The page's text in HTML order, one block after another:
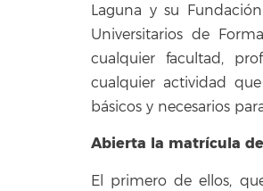
Laguna y su
Universitarios de
cualquier facultad,
cualquier actividad
básicos y necesarios
Abierta la matrícula
El primero de ellos,